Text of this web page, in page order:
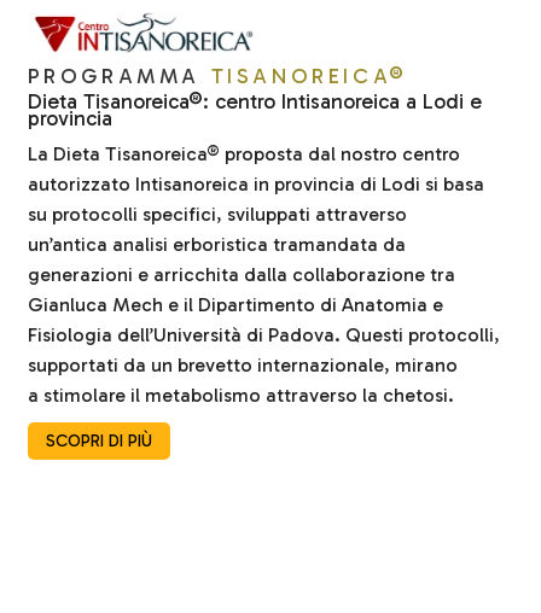
PROGRAMMA TISANOREICA®
Dieta Tisanoreica®: centro Intisanoreica a Lodi e
provincia
La Dieta Tisanoreica® proposta dal nostro centro
autorizzato Intisanoreica in provincia di Lodi si basa
su protocolli specifici, sviluppati attraverso
un’antica analisi erboristica tramandata da
generazioni e arricchita dalla collaborazione tra
Gianluca Mech e il Dipartimento di Anatomia e
Fisiologia dell’Università di Padova. Questi protocolli,
supportati da un brevetto internazionale, mirano
a stimolare il metabolismo attraverso la chetosi.
SCOPRI DI PIÙ